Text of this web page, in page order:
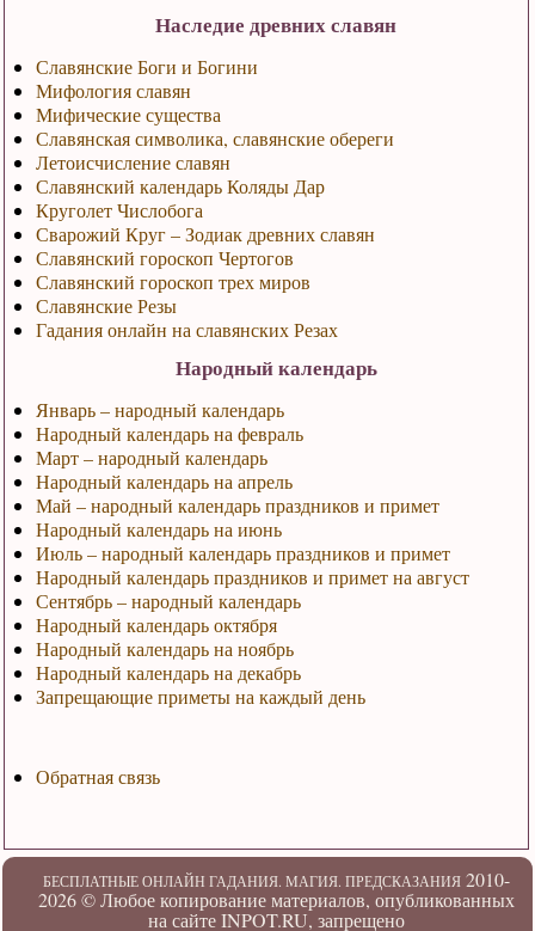
Наследие древних славян
Славянские Боги и Богини
Мифология славян
Мифические существа
Славянская символика, славянские обереги
Летоисчисление славян
Славянский календарь Коляды Дар
Круголет Числобога
Сварожий Круг – Зодиак древних славян
Славянский гороскоп Чертогов
Славянский гороскоп трех миров
Славянские Резы
Гадания онлайн на славянских Резах
Народный календарь
Январь – народный календарь
Народный календарь на февраль
Март – народный календарь
Народный календарь на апрель
Май – народный календарь праздников и примет
Народный календарь на июнь
Июль – народный календарь праздников и примет
Народный календарь праздников и примет на август
Сентябрь – народный календарь
Народный календарь октября
Народный календарь на ноябрь
Народный календарь на декабрь
Запрещающие приметы на каждый день
Обратная связь
БЕСПЛАТНЫЕ ОНЛАЙН ГАДАНИЯ. МАГИЯ. ПРЕДСКАЗАНИЯ2010-
2026 ©Любое копирование материалов, опубликованных
на сайте INPOT.RU, запрещено